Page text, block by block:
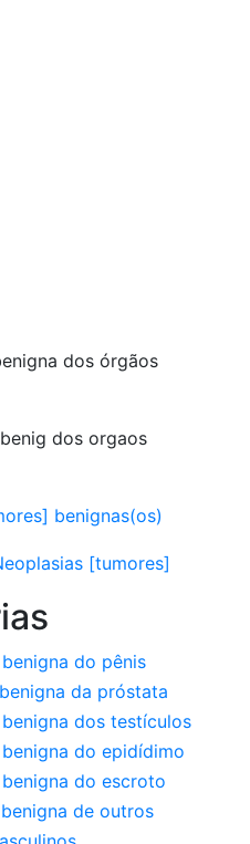
dos órgãos
dos orgaos
benignas(os)
[tumores]
do pênis
da próstata
dos testículos
do epidídimo
do escroto
de outros